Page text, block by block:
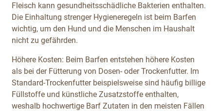
Fleisch kann gesundheitsschädliche Bakterien enthalten.
Die Einhaltung strenger Hygieneregeln ist beim Barfen
wichtig, um den Hund und die Menschen im Haushalt
nicht zu gefährden.
Höhere Kosten: Beim Barfen entstehen höhere Kosten
als bei der Fütterung von Dosen- oder Trockenfutter. Im
Standard-Trockenfutter beispielsweise sind häufig billige
Füllstoffe und künstliche Zusatzstoffe enthalten,
weshalb hochwertige Barf Zutaten in den meisten Fällen